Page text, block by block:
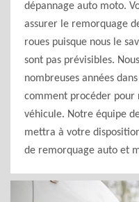
dépannage auto moto.
assurer le remorquage
roues puisque nous le
sont pas prévisibles.
nombreuses années
comment procéder
véhicule. Notre équipe
mettra à votre
de remorquage auto et